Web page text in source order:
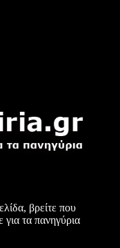
βρείτε που
για τα πανηγύρια